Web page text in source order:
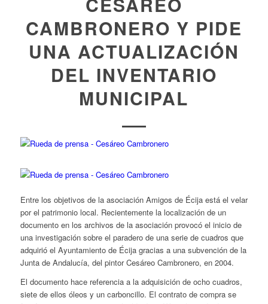
CAMBRONERO Y PIDE
UNA ACTUALIZACIÓN
DEL INVENTARIO
MUNICIPAL
Entre los objetivos de la asociación Amigos de Écija está el velar
por el patrimonio local. Recientemente la localización de un
documento en los archivos de la asociación provocó el inicio de
una investigación sobre el paradero de una serie de cuadros que
adquirió el Ayuntamiento de Écija gracias a una subvención de la
Junta de Andalucía, del pintor Cesáreo Cambronero, en 2004.
El documento hace referencia a la adquisición de ocho cuadros,
siete de ellos óleos y un carboncillo. El contrato de compra se